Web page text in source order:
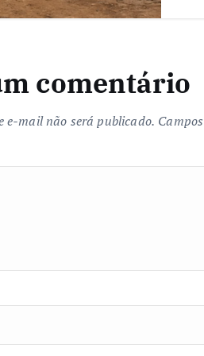
comentário
e-mail não será publicado.